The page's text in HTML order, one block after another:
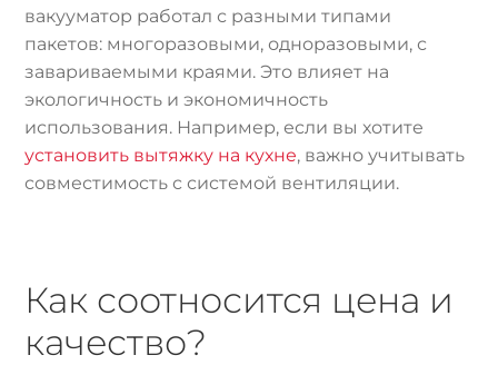
вакууматор работал с разными типами
пакетов: многоразовыми, одноразовыми, с
завариваемыми краями. Это влияет на
экологичность и экономичность
использования. Например, если вы хотите
установить вытяжку на кухне, важно учитывать
совместимость с системой вентиляции.
Как соотносится цена и
качество?